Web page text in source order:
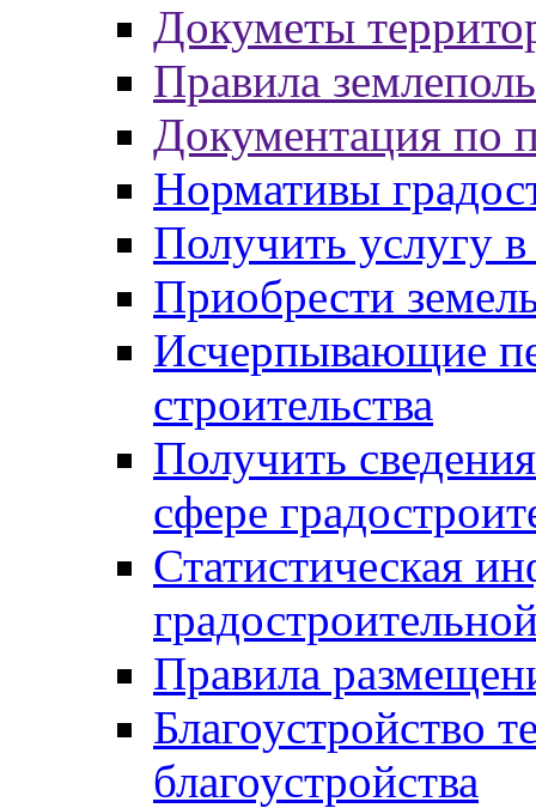
Докуметы
Правила
Документация по
Нормативы
Получить услугу в
Приобрести
Исчерпывающие
строительства
Получить
сфере
Статистическая
Правила
Благоустройство
благоустройства